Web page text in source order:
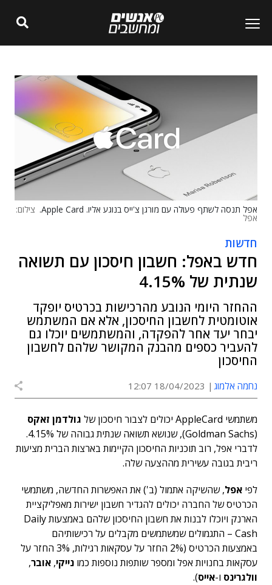
אפל תנסה לשתף פעולה עם מורגן צ'ייס בנוגע אליו. Apple Card. צילום:
אפל
חדשות
חדש באפל: חשבון חיסכון עם תשואה
שנתית של 4.15%
ההחזר היומי הנובע מהרכישות בכרטיס יופקד
אוטומטית לחשבון החיסכון, אלא אם המשתמש
יבחר יעד אחר להפקדה, והמשתמשים יוכלו גם
להעביר כספים מהבנק המקושר שלהם לחשבון
החיסכון
נחמה אלמוג 18/04/2023 12:07
משתמשי AppleCard יכולים לצבור חיסכון של
גולדמן זאקס
(Goldman Sachs), שנושא תשואה שנתית גבוהה של 4.15%.
לדברי אפל, רוב תוכניות החיסכון הקיימות בארצות הברית מציעות
ריבית בגובה עשירית מההצעה שלה.
לפי אפל, שהשיקה אתמול (ב') את האפשרות החדשה, משתמשי
הכרטיס של החברה יכולים להגדיר חשבון ישירות מאפליקציית
הארנק ויוכלו לבנות את חשבון החיסכון שלהם באמצעות Daily
Cash – התגמולים שמשתמשים מקבלים על רכישותיהם
באמצעות הכרטיס (2% החזר על עסקאות רגילות, 3% החזר על
עסקאות בחנויות אפל ומספר שותפות נוספות כמו נייקי, אובר,
וולגרינס ו-אייס).